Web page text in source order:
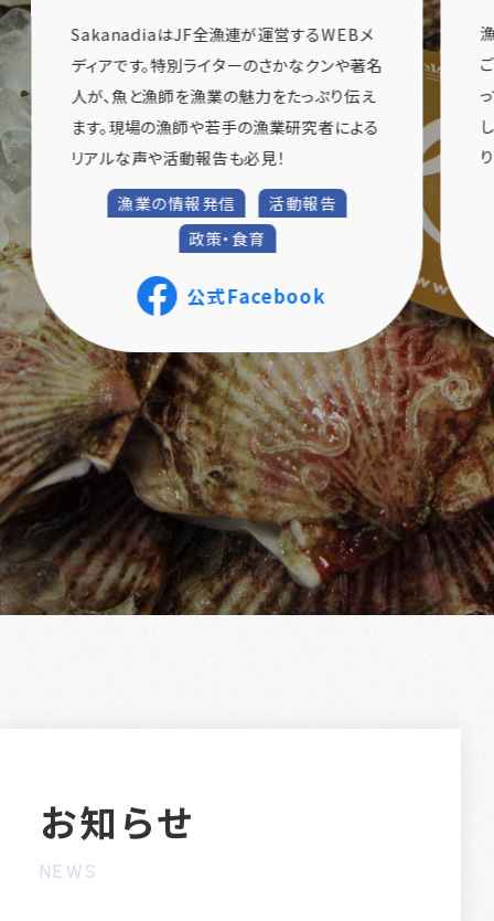
SakanadiaはJF全漁連が運営するWEBメ
ディアです。特別ライターのさかなクンや著名
人が、魚と漁師を漁業の魅力をたっぷり伝え
ます。現場の漁師や若手の漁業研究者による
リアルな声や活動報告も必見！
漁業の情報発信
活動報告
政策・食育
公式Facebook
お知らせ
NEWS